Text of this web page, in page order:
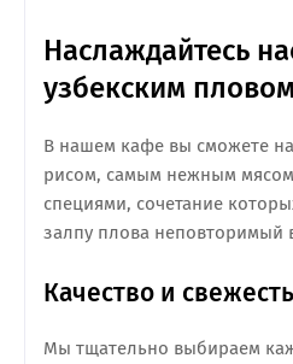
Наслаждайтесь
узбекским пловом
В нашем кафе вы сможете
рисом, самым нежным
специями, сочетание
залпу плова неповторимый
Качество и
Мы тщательно выбираем